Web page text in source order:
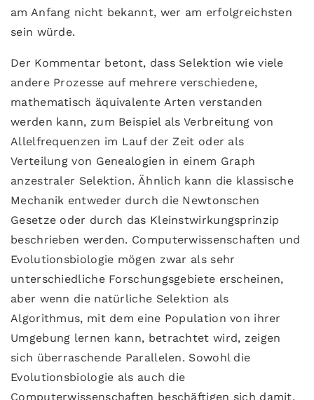
am Anfang nicht bekannt, wer am erfolgreichsten
sein würde.
Der Kommentar betont, dass Selektion wie viele
andere Prozesse auf mehrere verschiedene,
mathematisch äquivalente Arten verstanden
werden kann, zum Beispiel als Verbreitung von
Allelfrequenzen im Lauf der Zeit oder als
Verteilung von Genealogien in einem Graph
anzestraler Selektion. Ähnlich kann die klassische
Mechanik entweder durch die Newtonschen
Gesetze oder durch das Kleinstwirkungsprinzip
beschrieben werden. Computerwissenschaften und
Evolutionsbiologie mögen zwar als sehr
unterschiedliche Forschungsgebiete erscheinen,
aber wenn die natürliche Selektion als
Algorithmus, mit dem eine Population von ihrer
Umgebung lernen kann, betrachtet wird, zeigen
sich überraschende Parallelen. Sowohl die
Evolutionsbiologie als auch die
Computerwissenschaften beschäftigen sich damit,